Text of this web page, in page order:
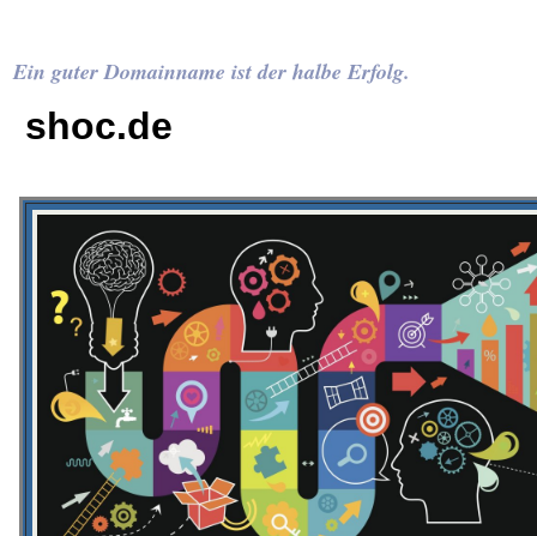
Ein guter Domainname ist der halbe Erfolg.
shoc.de